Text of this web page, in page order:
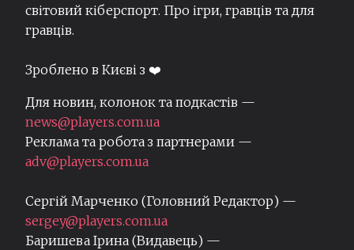
світовий кіберспорт. Про ігри, гравців та для
гравців.
Зроблено в Києві з ❤️
Для новин, колонок та подкастів —
news@players.com.ua
Реклама та робота з партнерами —
adv@players.com.ua
Сергій Марченко (Головний Редактор) —
sergey@players.com.ua
Баришева Ірина (Видавець) —